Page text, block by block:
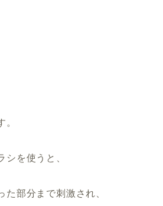
。
シを使うと、
た部分まで刺激され、